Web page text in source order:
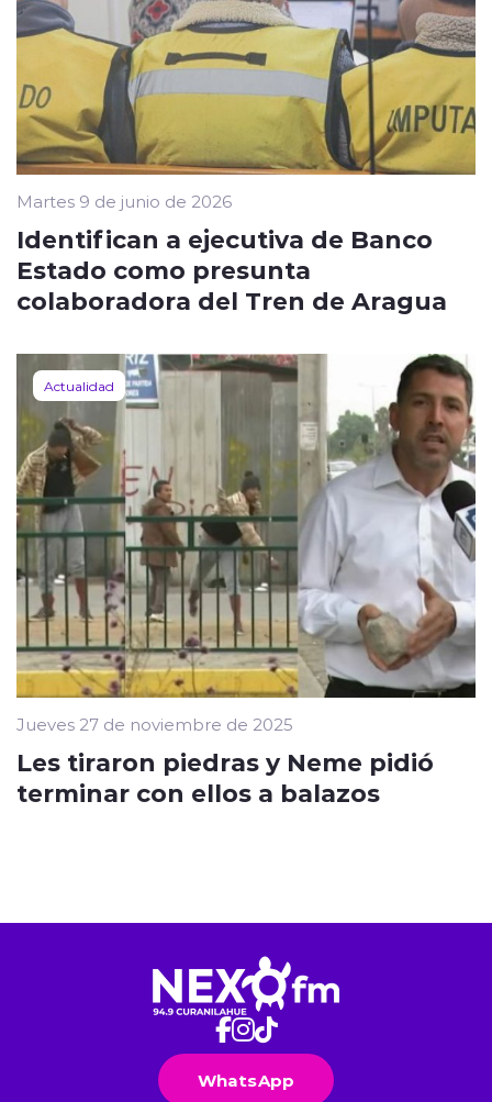
Martes 9 de junio de 2026
Identifican a ejecutiva de Banco
Estado como presunta
colaboradora del Tren de Aragua
Actualidad
Jueves 27 de noviembre de 2025
Les tiraron piedras y Neme pidió
terminar con ellos a balazos
WhatsApp